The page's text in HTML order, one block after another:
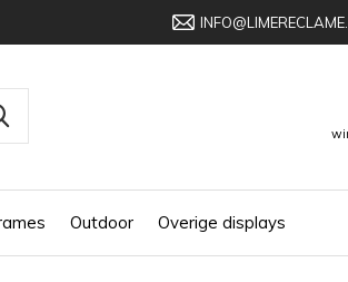
Outdoor Overige displays